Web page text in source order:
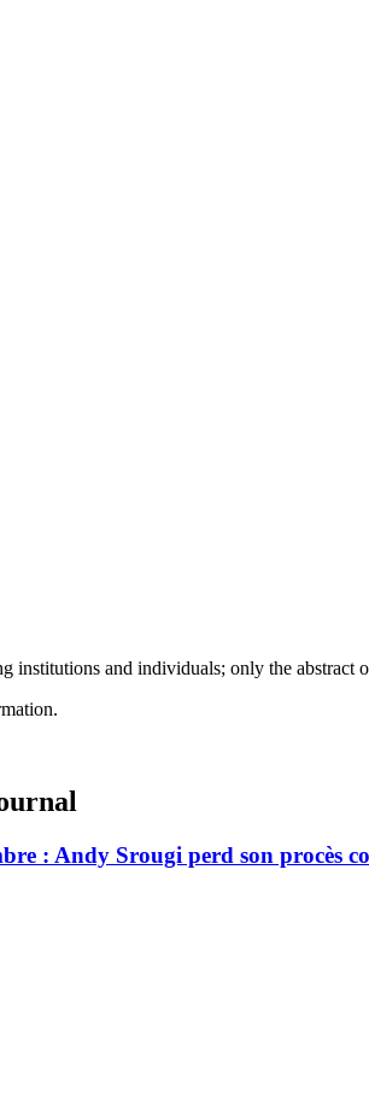
institutions and individuals; only the abstract
: Andy Srougi perd son procès